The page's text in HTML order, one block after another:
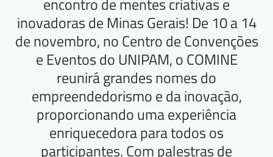
inovadoras de Minas Gerais! De 10 a 14
de novembro, no Centro de Convenções
e Eventos do UNIPAM, o COMINE
reunirá grandes nomes do
empreendedorismo e da inovação,
proporcionando uma experiência
enriquecedora para todos os
participantes. Com palestras de